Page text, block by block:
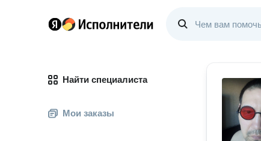
Найти специалиста
Мои заказы